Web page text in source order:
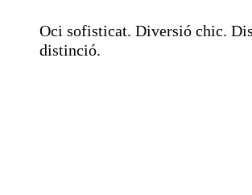
Oci sofisticat. Diversió chic.
distinció.